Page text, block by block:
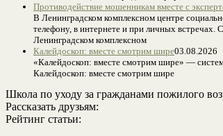
Противодействие мошенникам вместе с
В Ленинградском комплексном центре
телефону, в интернете и при личных
Ленинградском комплексном
Калейдоскоп: вместе смотрим шире03.08.2026
«Калейдоскоп: вместе смотрим шире» —
Калейдоскоп: вместе смотрим шире
Школа по уходу за гражданами пожилого
Рассказать друзьям:
Рейтинг статьи: